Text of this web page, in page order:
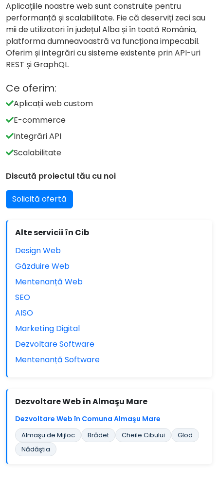
Aplicațiile noastre web sunt construite pentru
performanță și scalabilitate. Fie că deserviți zeci sau
mii de utilizatori în județul Alba și în toată România,
platforma dumneavoastră va funcționa impecabil.
Oferim și integrări cu sisteme existente prin API-uri
REST și GraphQL.
Ce oferim:
Aplicații web custom
E-commerce
Integrări API
Scalabilitate
Discută proiectul tău cu noi
Solicită ofertă
Alte servicii în Cib
Design Web
Găzduire Web
Mentenanță Web
SEO
AISO
Marketing Digital
Dezvoltare Software
Mentenanță Software
Dezvoltare Web în Almaşu Mare
Dezvoltare Web în Comuna Almaşu Mare
Almaşu de Mijloc Brădet Cheile Cibului
Glod
Nădăştia